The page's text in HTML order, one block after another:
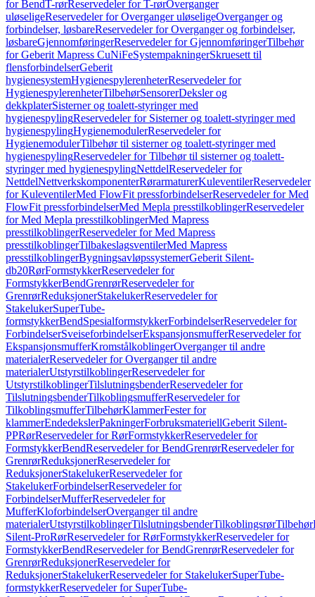
for BendT-rørReservedeler for T-rørOverganger
uløseligeReservedeler for Overganger uløseligeOverganger og
forbindelser, løsbareReservedeler for Overganger og forbindelser,
løsbareGjennomføringerReservedeler for GjennomføringerTilbehør
for Geberit Mapress CuNiFeSystempakningerSkruesett til
flensforbindelserGeberit
hygienesystemHygienespylerenheterReservedeler for
HygienespylerenheterTilbehørSensorerDeksler og
dekkplaterSisterner og toalett-styringer med
hygienespylingReservedeler for Sisterner og toalett-styringer med
hygienespylingHygienemodulerReservedeler for
HygienemodulerTilbehør til sisterner og toalett-styringer med
hygienespylingReservedeler for Tilbehør til sisterner og toalett-
styringer med hygienespylingNettdelReservedeler for
NettdelNettverkskomponenterRørarmaturerKuleventilerReservedeler
for KuleventilerMed FlowFit pressforbindelserReservedeler for Med
FlowFit pressforbindelserMed Mepla presstilkoblingerReservedeler
for Med Mepla presstilkoblingerMed Mapress
presstilkoblingerReservedeler for Med Mapress
presstilkoblingerTilbakeslagsventilerMed Mapress
presstilkoblingerBygningsavløpssystemerGeberit Silent-
db20RørFormstykkerReservedeler for
FormstykkerBendGrenrørReservedeler for
GrenrørReduksjonerStakelukerReservedeler for
StakelukerSuperTube-
formstykkerBendSpesialformstykkerForbindelserReservedeler for
ForbindelserSveiseforbindelserEkspansjonsmufferReservedeler for
EkspansjonsmufferKromstålkoblingerOverganger til andre
materialerReservedeler for Overganger til andre
materialerUtstyrstilkoblingerReservedeler for
UtstyrstilkoblingerTilslutningsbenderReservedeler for
TilslutningsbenderTilkoblingsmufferReservedeler for
TilkoblingsmufferTilbehørKlammerFester for
klammerEndedekslerPakningerForbruksmateriellGeberit Silent-
PPRørReservedeler for RørFormstykkerReservedeler for
FormstykkerBendReservedeler for BendGrenrørReservedeler for
GrenrørReduksjonerReservedeler for
ReduksjonerStakelukerReservedeler for
StakelukerForbindelserReservedeler for
ForbindelserMufferReservedeler for
MufferKloforbindelserOverganger til andre
materialerUtstyrstilkoblingerTilslutningsbenderTilkoblingsrørTilbehør
Silent-ProRørReservedeler for RørFormstykkerReservedeler for
FormstykkerBendReservedeler for BendGrenrørReservedeler for
GrenrørReduksjonerReservedeler for
ReduksjonerStakelukerReservedeler for StakelukerSuperTube-
formstykkerReservedeler for SuperTube-